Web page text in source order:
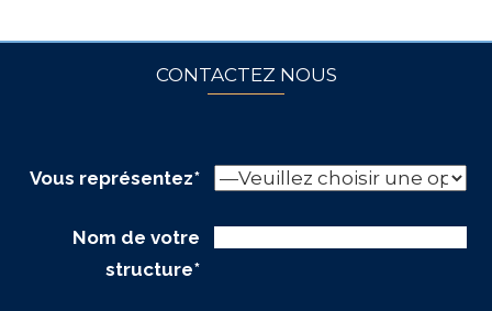
CONTACTEZ NOUS
Vous représentez*
Nom de votre
structure*